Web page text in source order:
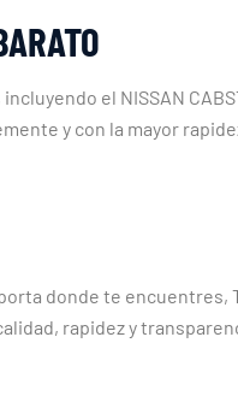
el NISSAN
y con la mayor
donde te
rapidez y